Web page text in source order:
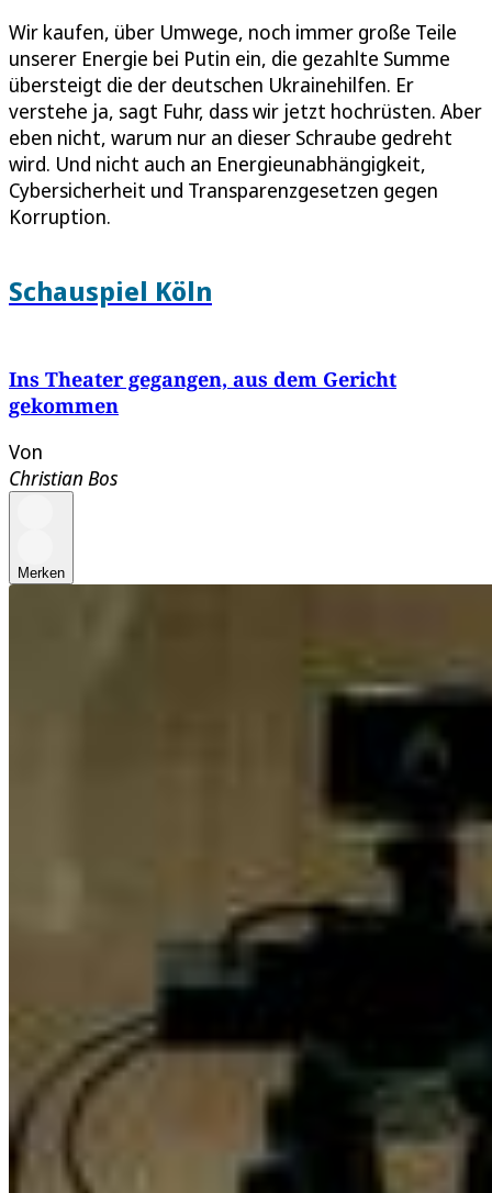
Wir kaufen, über Umwege, noch immer große Teile
unserer Energie bei Putin ein, die gezahlte Summe
übersteigt die der deutschen Ukrainehilfen. Er
verstehe ja, sagt Fuhr, dass wir jetzt hochrüsten. Aber
eben nicht, warum nur an dieser Schraube gedreht
wird. Und nicht auch an Energieunabhängigkeit,
Cybersicherheit und Transparenzgesetzen gegen
Korruption.
Schauspiel Köln
Ins Theater gegangen, aus dem Gericht
gekommen
Von
Christian Bos
Merken